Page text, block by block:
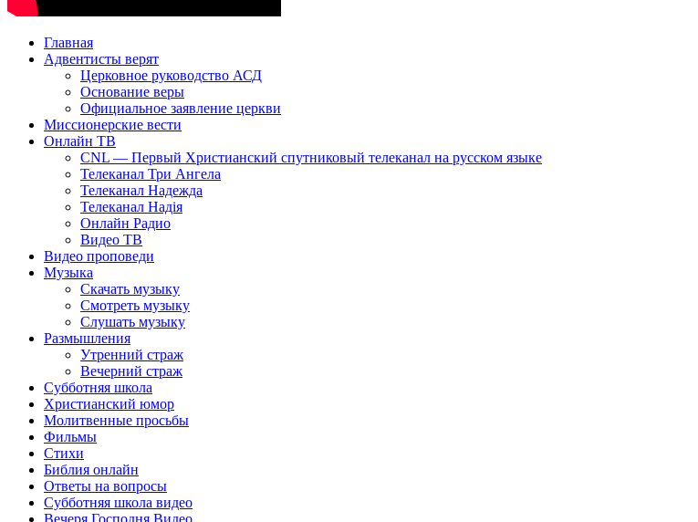
Главная
Адвентисты верят
Церковное руководство АСД
Основание веры
Официальное заявление церкви
Миссионерские вести
Онлайн ТВ
CNL — Первый Христианский спутниковый телеканал на русском языке
Телеканал Три Ангела
Телеканал Надежда
Телеканал Надія
Онлайн Радио
Видео ТВ
Видео проповеди
Музыка
Скачать музыку
Смотреть музыку
Слушать музыку
Размышления
Утренний страж
Вечерний страж
Субботняя школа
Христианский юмор
Молитвенные просьбы
Фильмы
Стихи
Библия онлайн
Ответы на вопросы
Субботняя школа видео
Вечеря Господня Видео